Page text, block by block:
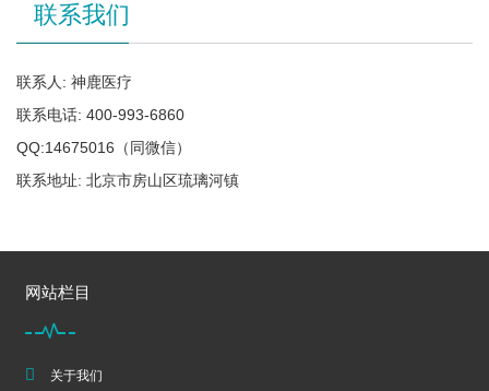
联系我们
联系人: 神鹿医疗
联系电话: 400-993-6860
QQ:14675016（同微信）
联系地址: 北京市房山区琉璃河镇
网站栏目
关于我们